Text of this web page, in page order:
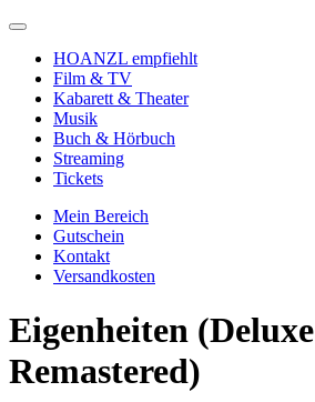
HOANZL empfiehlt
Film & TV
Kabarett & Theater
Musik
Buch & Hörbuch
Streaming
Tickets
Mein Bereich
Gutschein
Kontakt
Versandkosten
Eigenheiten (Deluxe
Remastered)